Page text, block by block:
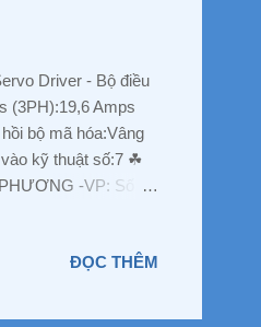
Driver - Bộ điều
(3PH):19,6 Amps
bộ mã hóa:Vâng
kỹ thuật số:7 ☘
-VP: Số
#BienTan
#NhaPhanPhoi
ĐỌC THÊM